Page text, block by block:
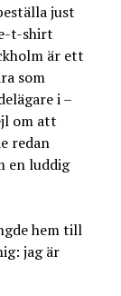
just
t-shirt
är ett
som
i –
om att
redan
en luddig
hem till
jag är